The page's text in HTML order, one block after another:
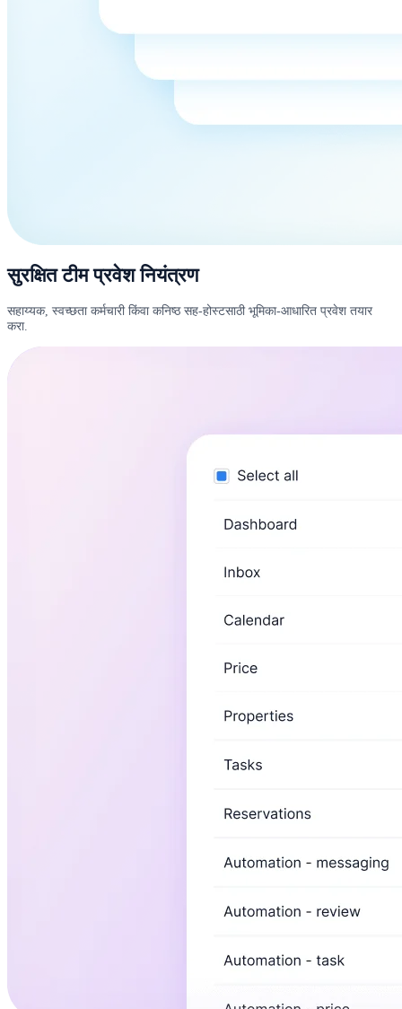
सुरक्षित टीम प्रवेश नियंत्रण
सहाय्यक, स्वच्छता कर्मचारी किंवा कनिष्ठ सह-होस्टसाठी भूमिका-आधारित प्रवेश तयार
करा.